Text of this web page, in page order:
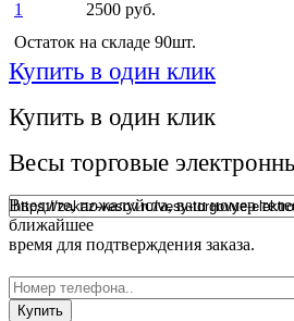
1
2500 руб.
Остаток на складе 90шт.
Купить в один клик
Купить в один клик
Весы торговые
Введите, пожалуйста, ваш номер
ближайшее
время для подтверждения заказа.